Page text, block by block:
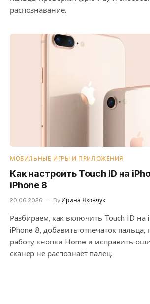
распознавание.
МОБИЛЬНЫЕ ИГРЫ И ПРИЛОЖЕНИЯ
Как настроить Touch ID на
iPhone 8
20.06.2026 By Ирина Яковчук
Разбираем, как включить Touch ID на
iPhone 8, добавить отпечаток пальца,
работу кнопки Home и исправить
сканер не распознаёт палец.